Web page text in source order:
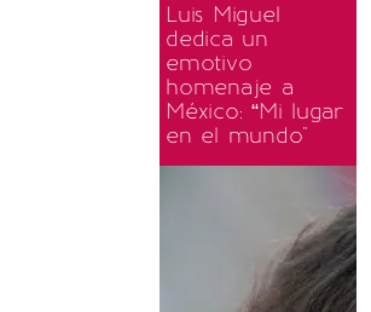
Luis Miguel
dedica un
emotivo
homenaje a
México: “Mi lugar
en el mundo"